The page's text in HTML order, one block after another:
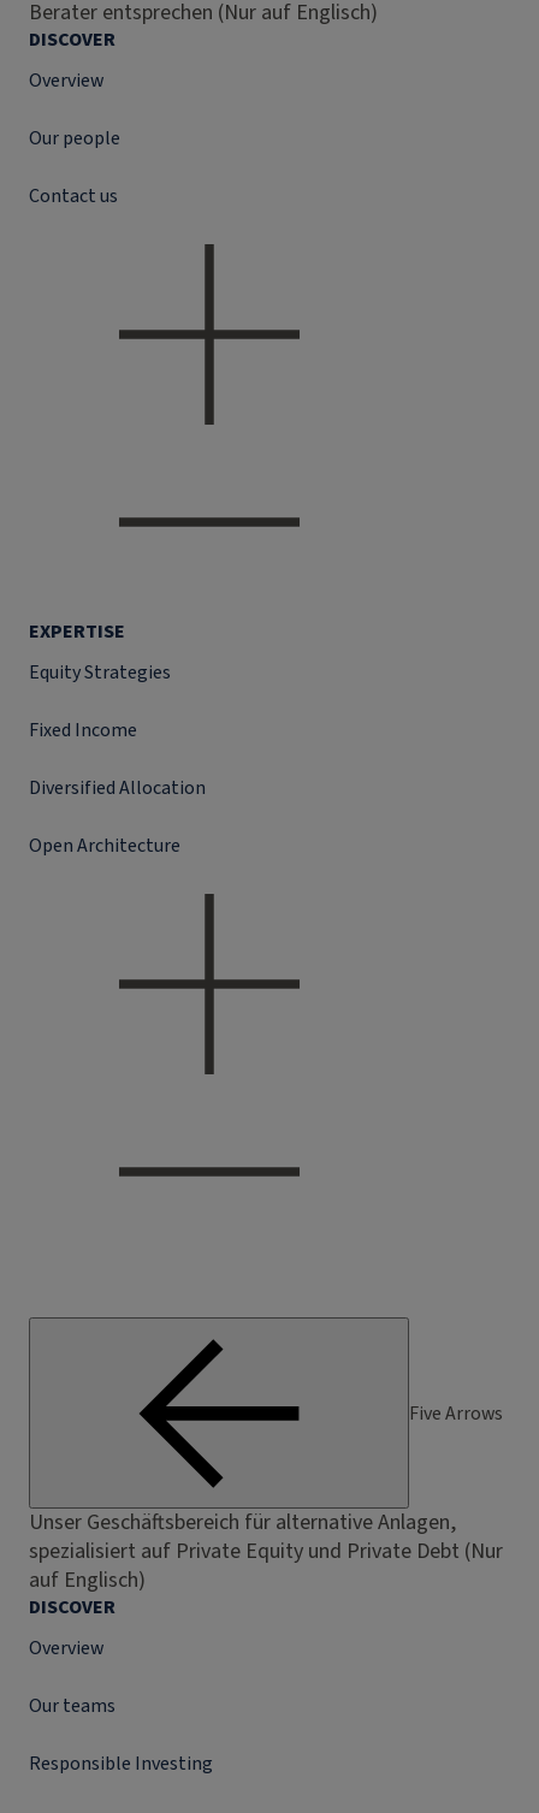
Berater entsprechen (Nur auf Englisch)
DISCOVER
Overview
Our people
Contact us
EXPERTISE
Equity Strategies
Fixed Income
Diversified Allocation
Open Architecture
Five Arrows
Unser Geschäftsbereich für alternative Anlagen,
spezialisiert auf Private Equity und Private Debt (Nur
auf Englisch)
DISCOVER
Overview
Our teams
Responsible Investing